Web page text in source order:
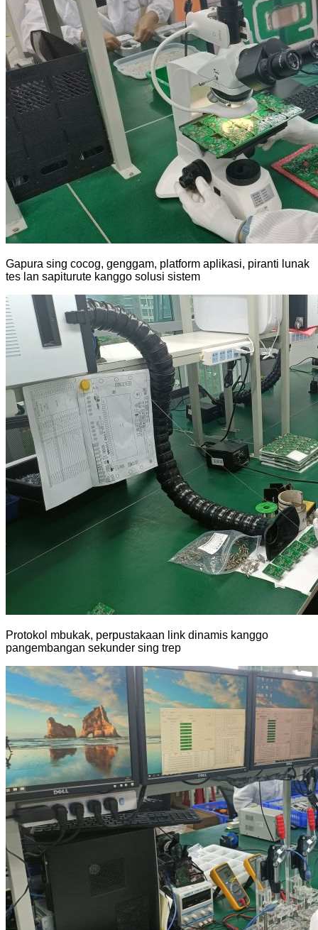
Gapura sing cocog, genggam, platform aplikasi, piranti lunak
tes lan sapiturute kanggo solusi sistem
Protokol mbukak, perpustakaan link dinamis kanggo
pangembangan sekunder sing trep